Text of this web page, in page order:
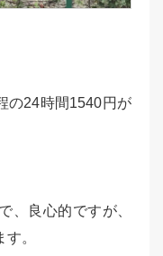
の24時間1540円が
、良心的ですが、
。